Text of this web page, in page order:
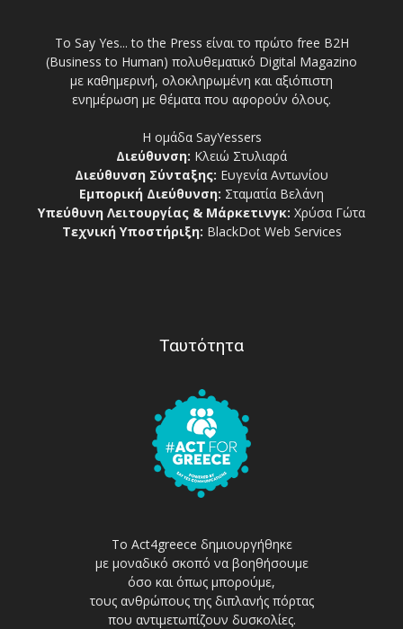
Το Say Yes... to the Press είναι το πρώτο free Β2Η
(Business to Human) πολυθεματικό Digital Magazino
με καθημερινή, ολοκληρωμένη και αξιόπιστη
ενημέρωση με θέματα που αφορούν όλους.
Η ομάδα SayYessers
Διεύθυνση: Κλειώ Στυλιαρά
Διεύθυνση Σύνταξης: Ευγενία Αντωνίου
Εμπορική Διεύθυνση: Σταματία Βελάνη
Υπεύθυνη Λειτουργίας & Μάρκετινγκ: Χρύσα Γώτα
Τεχνική Υποστήριξη: BlackDot Web Services
Ταυτότητα
Το Act4greece δημιουργήθηκε
με μοναδικό σκοπό να βοηθήσουμε
όσο και όπως μπορούμε,
τους ανθρώπους της διπλανής πόρτας
που αντιμετωπίζουν δυσκολίες.